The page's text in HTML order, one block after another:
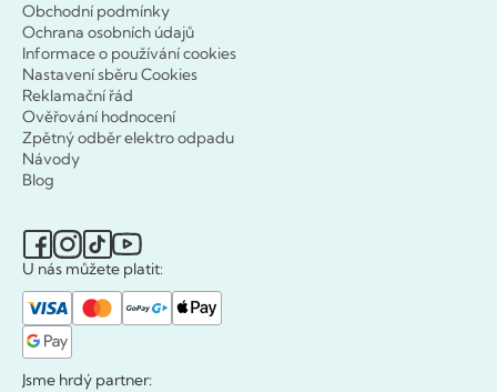
Obchodní podmínky
Ochrana osobních údajů
Informace o používání cookies
Nastavení sběru Cookies
Reklamační řád
Ověřování hodnocení
Zpětný odběr elektro odpadu
Návody
Blog
U nás můžete platit:
Jsme hrdý partner: